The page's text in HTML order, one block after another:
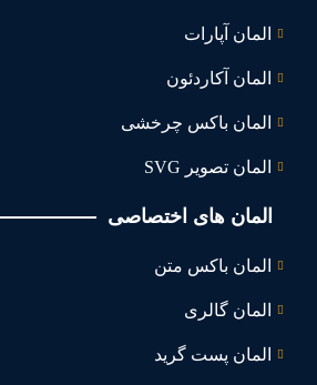
المان آپارات
المان آکاردئون
المان باکس چرخشی
المان تصویر SVG
المان های اختصاصی
المان باکس متن
المان گالری
المان پست گرید